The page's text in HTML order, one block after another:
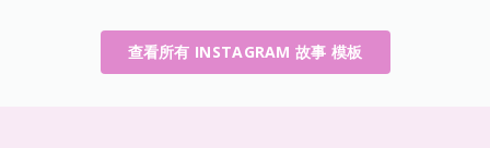
查看所有 INSTAGRAM 故事 模板